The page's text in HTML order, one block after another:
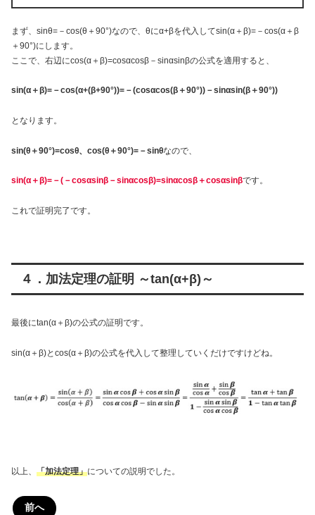
まず、sinθ=－cos(θ＋90°)なので、θにα+βを代入してsin(α＋β)=－cos(α＋β
＋90°)にします。
ここで、右辺にcos(α＋β)=cosαcosβ－sinαsinβの公式を適用すると、
sin(α＋β)=－cos(α+(β+90°))=－(cosαcos(β＋90°))－sinαsin(β＋90°))
となります。
sin(θ＋90°)=cosθ、cos(θ＋90°)=－sinθなので、
sin(α＋β)=－(－cosαsinβ－sinαcosβ)=sinαcosβ＋cosαsinβです。
これで証明完了です。
４．加法定理の証明 ～tan(α+β)～
最後にtan(α＋β)の公式の証明です。
sin(α＋β)とcos(α＋β)の公式を代入して整理していくだけですけどね。
以上、 「加法定理」についての説明でした。
前へ